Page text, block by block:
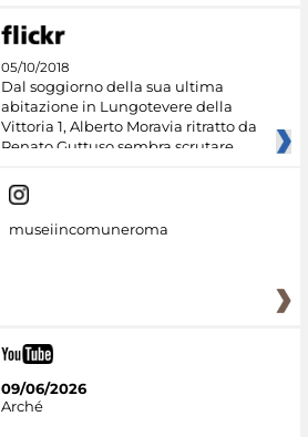
05/10/2018
Dal soggiorno della sua ultima
abitazione in Lungotevere della
Vittoria 1, Alberto Moravia ritratto da
Renato Guttuso sembra scrutare
museiincomuneroma
09/06/2026
Arché